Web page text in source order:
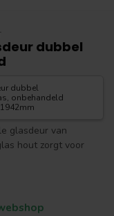
dubbel
dubbel
onbehandeld
glasdeur van
hout zorgt voor